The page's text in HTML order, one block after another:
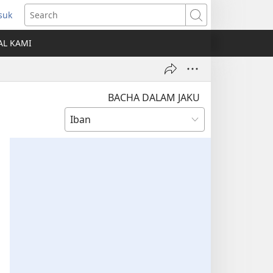
Search
KAMI
BACHA DALAM JAKU